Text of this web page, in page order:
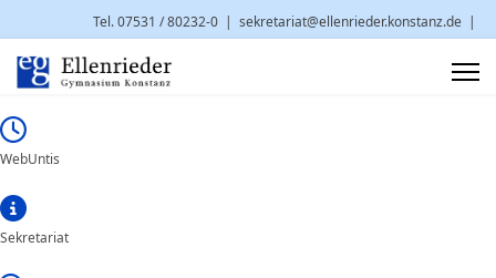
Tel. 07531 / 80232-0 | sekretariat@ellenrieder.konstanz.de |
Brauneggerstr. 29 | 78462 Konstanz
WebUntis
Sekretariat